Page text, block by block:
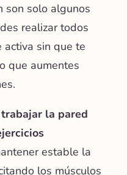
son solo algunos
realizar todos
activa sin que te
que aumentes
trabajar la pared
estable la
los músculos